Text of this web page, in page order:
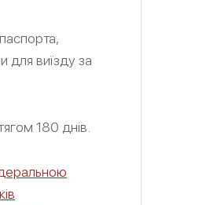
для виїзду за
180 днів.